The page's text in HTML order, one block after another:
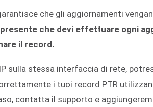
che gli aggiornamenti
che devi effettuare ogni
il record.
sulla stessa interfaccia di rete,
i tuoi record PTR
contatta il supporto e